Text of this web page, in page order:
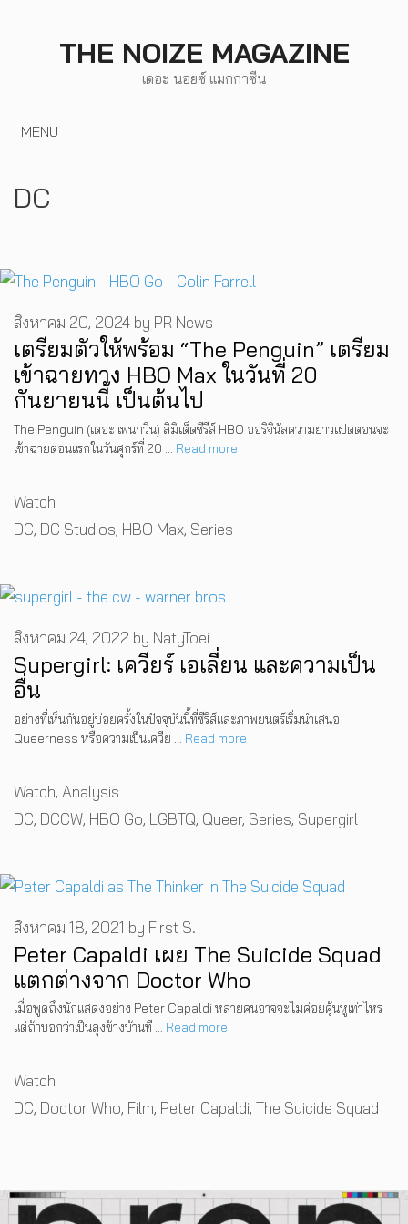
THE NOIZE MAGAZINE
เดอะ นอยซ์ แมกกาซีน
MENU
DC
เตรียมตัวให้พร้อม “The Penguin” เตรียม
เข้าฉายทาง HBO Max ในวันที่ 20
กันยายนนี้ เป็นต้นไป
สิงหาคม 20, 2024 by PR News
The Penguin (เดอะ เพนกวิน) ลิมิเต็ดซีรีส์ HBO ออริจินัลความยาวแปดตอนจะ
เข้าฉายตอนแรกในวันศุกร์ที่ 20 … Read more
Categories
Watch
Tags
DC, DC Studios, HBO Max, Series
Supergirl: เควียร์ เอเลี่ยน และความเป็น
อื่น
สิงหาคม 24, 2022 by NatyToei
อย่างที่เห็นกันอยู่บ่อยครั้งในปัจจุบันนี้ที่ซีรีส์และภาพยนตร์เริ่มนำเสนอ
Queerness หรือความเป็นเควีย … Read more
Categories
Watch, Analysis
Tags
DC, DCCW, HBO Go, LGBTQ, Queer, Series, Supergirl
Peter Capaldi เผย The Suicide Squad
แตกต่างจาก Doctor Who
สิงหาคม 18, 2021 by First S.
เมื่อพูดถึงนักแสดงอย่าง Peter Capaldi หลายคนอาจจะไม่ค่อยคุ้นหูเท่าไหร่
แต่ถ้าบอกว่าเป็นลุงข้างบ้านที … Read more
Categories
Watch
Tags
DC, Doctor Who, Film, Peter Capaldi, The Suicide Squad